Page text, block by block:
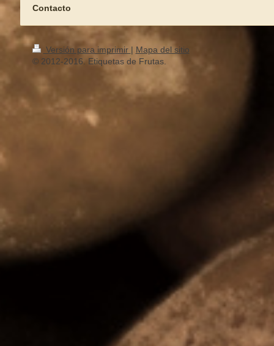
Contacto
Versión para imprimir | Mapa del sitio
© 2012-2016. Etiquetas de Frutas.